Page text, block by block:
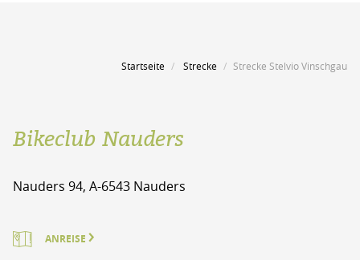
Startseite Strecke Strecke Stelvio Vinschgau
Bikeclub Nauders
Nauders 94, A-6543 Nauders
ANREISE